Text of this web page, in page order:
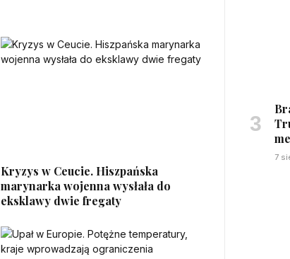
Kryzys w Ceucie. Hiszpańska
marynarka wojenna wysłała do
eksklawy dwie fregaty
7